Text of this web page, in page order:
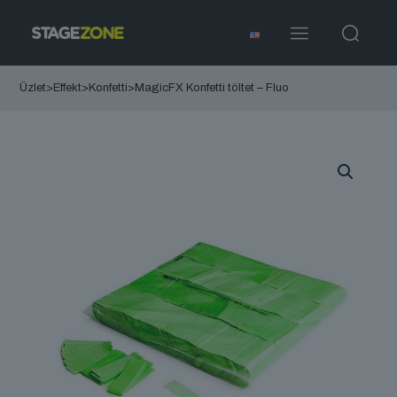
Üzlet> Effekt> Konfetti> MagicFX Konfetti töltet – Fluo